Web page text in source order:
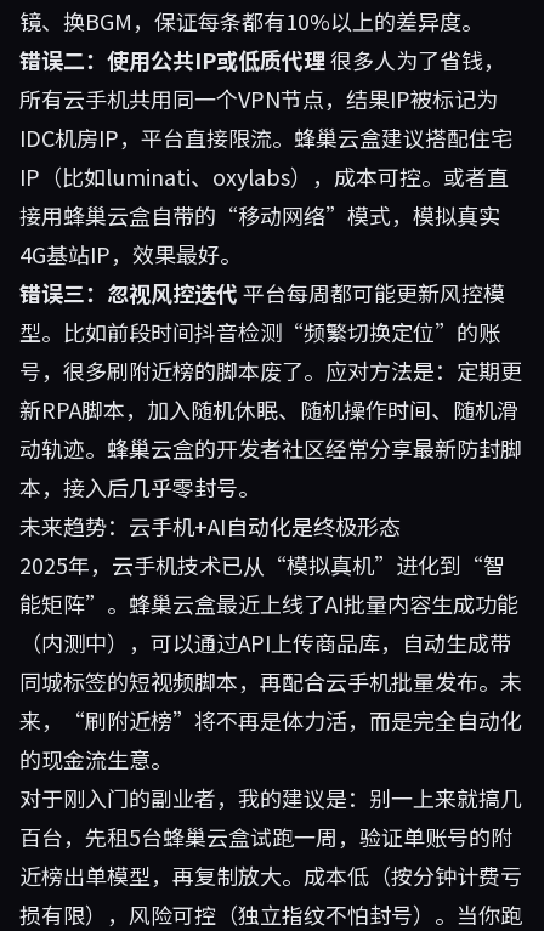
镜、换BGM，保证每条都有10%以上的差异度。
错误二：使用公共IP或低质代理很多人为了省钱，
所有云手机共用同一个VPN节点，结果IP被标记为
IDC机房IP，平台直接限流。蜂巢云盒建议搭配住宅
IP（比如luminati、oxylabs），成本可控。或者直
接用蜂巢云盒自带的“移动网络”模式，模拟真实
4G基站IP，效果最好。
错误三：忽视风控迭代平台每周都可能更新风控模
型。比如前段时间抖音检测“频繁切换定位”的账
号，很多刷附近榜的脚本废了。应对方法是：定期更
新RPA脚本，加入随机休眠、随机操作时间、随机滑
动轨迹。蜂巢云盒的开发者社区经常分享最新防封脚
本，接入后几乎零封号。
未来趋势：云手机+AI自动化是终极形态
2025年，云手机技术已从“模拟真机”进化到“智
能矩阵”。蜂巢云盒最近上线了AI批量内容生成功能
（内测中），可以通过API上传商品库，自动生成带
同城标签的短视频脚本，再配合云手机批量发布。未
来，“刷附近榜”将不再是体力活，而是完全自动化
的现金流生意。
对于刚入门的副业者，我的建议是：别一上来就搞几
百台，先租5台蜂巢云盒试跑一周，验证单账号的附
近榜出单模型，再复制放大。成本低（按分钟计费亏
损有限），风险可控（独立指纹不怕封号）。当你跑